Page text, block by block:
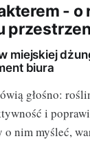
- o
miejskiej
biura
głośno:
i
o nim myśleć,